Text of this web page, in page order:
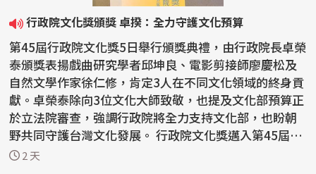
行政院文化獎頒獎 卓揆：全力守護文化預算
第45屆行政院文化獎5日舉行頒獎典禮，由行政院長卓榮
泰頒獎表揚戲曲研究學者邱坤良、電影剪接師廖慶松及
自然文學作家徐仁修，肯定3人在不同文化領域的終身貢
獻。卓榮泰除向3位文化大師致敬，也提及文化部預算正
於立法院審查，強調行政院將全力支持文化部，也盼朝
野共同守護台灣文化發展。 行政院文化獎邁入第45屆，
今...2 天